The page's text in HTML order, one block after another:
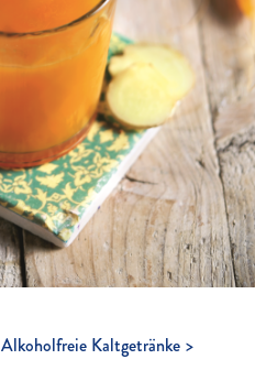
Alkoholfreie Kaltgetränke